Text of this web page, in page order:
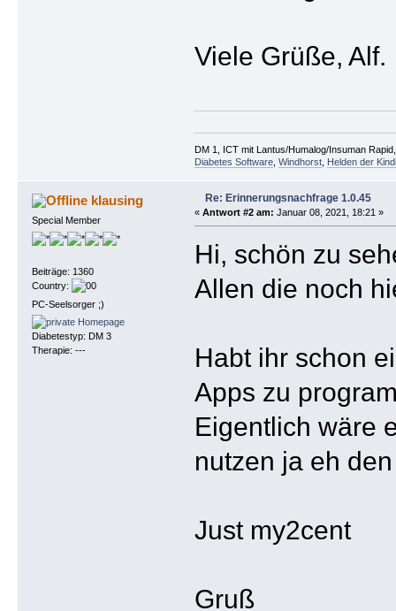
Viele Grüße, Alf.
DM 1, ICT mit Lantus/Humalog/Insuman
Diabetes Software, Windhorst, Helden der
klausing
Special Member
Beiträge: 1360
Country:
PC-Seelsorger ;)
Diabetestyp: DM 3
Therapie: ---
Re: Erinnerungsnachfrage 1.0.45
« Antwort #2 am: Januar 08, 2021, 18:21 »
Hi, schön zu
Allen die noch
Habt ihr schon
Apps zu
Eigentlich wäre
nutzen ja eh
Just my2cent
Gruß